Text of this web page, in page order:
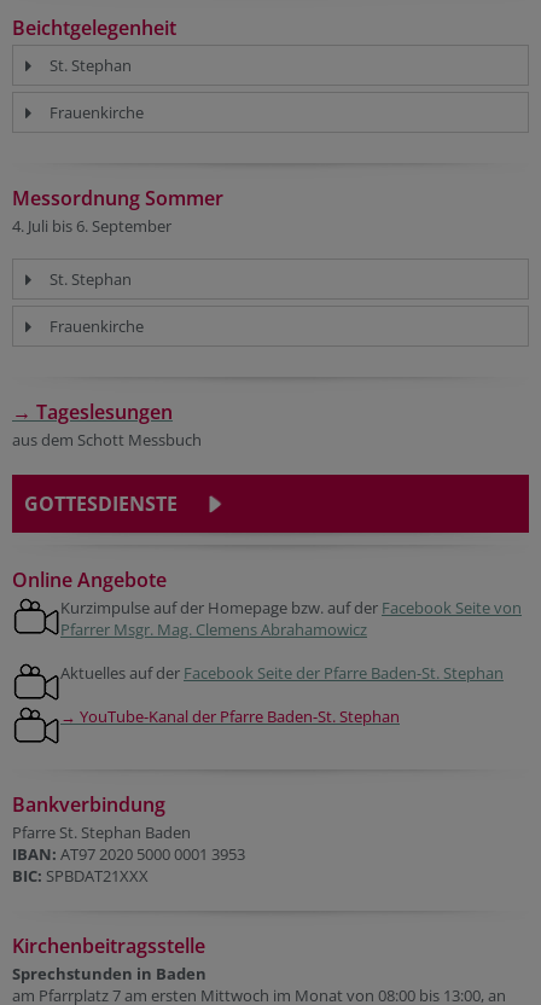
Beichtgelegenheit
St. Stephan
Frauenkirche
Messordnung Sommer
4. Juli bis 6. September
St. Stephan
Frauenkirche
→ Tageslesungen
aus dem Schott Messbuch
GOTTESDIENSTE
Online Angebote
Kurzimpulse auf der Homepage bzw. auf der Facebook Seite von
Pfarrer Msgr. Mag. Clemens Abrahamowicz
Aktuelles auf der Facebook Seite der Pfarre Baden-St. Stephan
→ YouTube-Kanal der Pfarre Baden-St. Stephan
Bankverbindung
Pfarre St. Stephan Baden
IBAN: AT97 2020 5000 0001 3953
BIC: SPBDAT21XXX
Kirchenbeitragsstelle
Sprechstunden in Baden
am Pfarrplatz 7 am ersten Mittwoch im Monat von 08:00 bis 13:00, an